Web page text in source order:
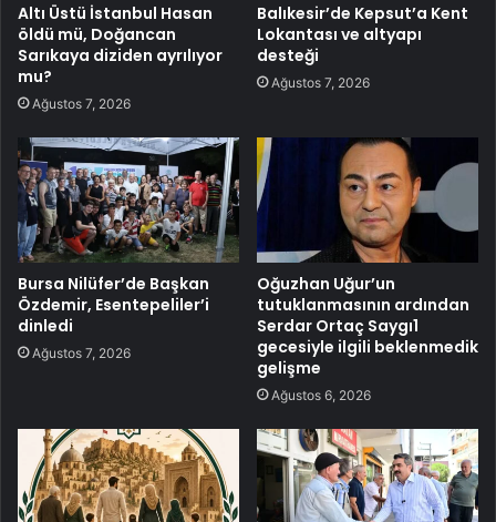
Altı Üstü İstanbul Hasan
öldü mü, Doğancan
Sarıkaya diziden ayrılıyor
mu?
Ağustos 7, 2026
Balıkesir’de Kepsut’a Kent
Lokantası ve altyapı
desteği
Ağustos 7, 2026
Bursa Nilüfer’de Başkan
Özdemir, Esentepeliler’i
dinledi
Ağustos 7, 2026
Oğuzhan Uğur’un
tutuklanmasının ardından
Serdar Ortaç Saygı1
gecesiyle ilgili beklenmedik
gelişme
Ağustos 6, 2026